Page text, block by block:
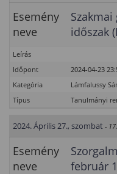
Esemény
neve
időszak
Leírás
Időpont
2024-04-23
Kategória
Lámfalussy
Típus
Tanulmányi
2024. Április 27., szombat -
Esemény
neve
február